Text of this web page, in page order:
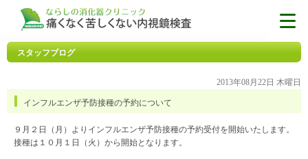
スタッフブログ
2013年08月22日 木曜日
インフルエンザ予防接種の予約について
９月２日（月）よりインフルエンザ予防接種の予約受付を開始いたします。
接種は１０月１日（火）から開始となります。